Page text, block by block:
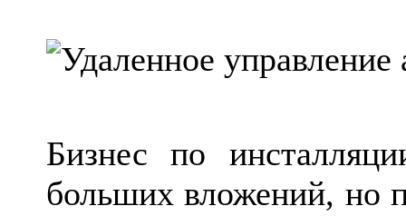
Бизнес по
больших вложений, но